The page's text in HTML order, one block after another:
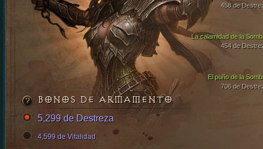
La calamidad de la
454 de
El puño de la
706 de
458 de
BONOS DE ARMAMENTO
5,299 de Destreza
4,599 de Vitalidad